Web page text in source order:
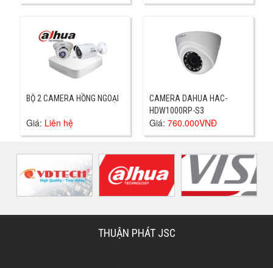
BỘ 2 CAMERA HỒNG NGOẠI
Giá: Liên hệ
CAMERA DAHUA HAC-
HDW1000RP-S3
Giá: 760.000VNĐ
THUẬN PHÁT JSC